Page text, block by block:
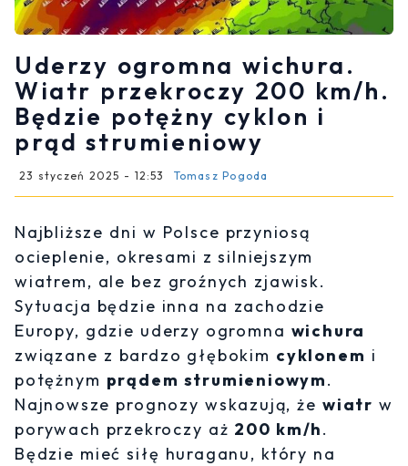
Uderzy ogromna wichura.
Wiatr przekroczy 200 km/h.
Będzie potężny cyklon i
prąd strumieniowy
23 styczeń 2025 - 12:53 Tomasz Pogoda
Najbliższe dni w Polsce przyniosą
ocieplenie, okresami z silniejszym
wiatrem, ale bez groźnych zjawisk.
Sytuacja będzie inna na zachodzie
Europy, gdzie uderzy ogromna wichura
związane z bardzo głębokim cyklonem i
potężnym prądem strumieniowym.
Najnowsze prognozy wskazują, żewiatr w
porywach przekroczy aż 200 km/h.
Będzie mieć siłę huraganu, który na